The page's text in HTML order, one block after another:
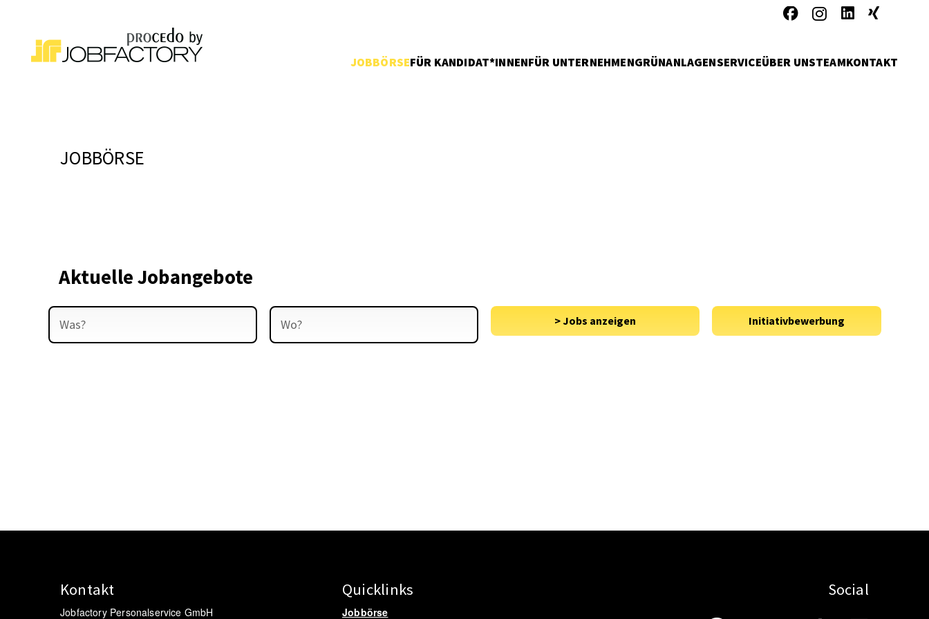
JOBBÖRSEFÜR KANDIDAT*INNENFÜR UNTERNEHMENGRÜNANLAGENSERVICEÜBER UNSTEAMKONTAKT
JOBBÖRSE
Aktuelle Jobangebote
Kontakt
Jobfactory Personalservice GmbH
Quicklinks
Jobbörse
Social